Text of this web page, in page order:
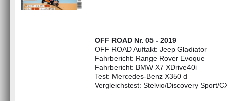
OFF ROAD Nr. 05 - 2019
OFF ROAD Auftakt: Jeep Gladiator
Fahrbericht: Range Rover Evoque
Fahrbericht: BMW X7 XDrive40i
Test: Mercedes-Benz X350 d
Vergleichstest: Stelvio/Discovery Sport/